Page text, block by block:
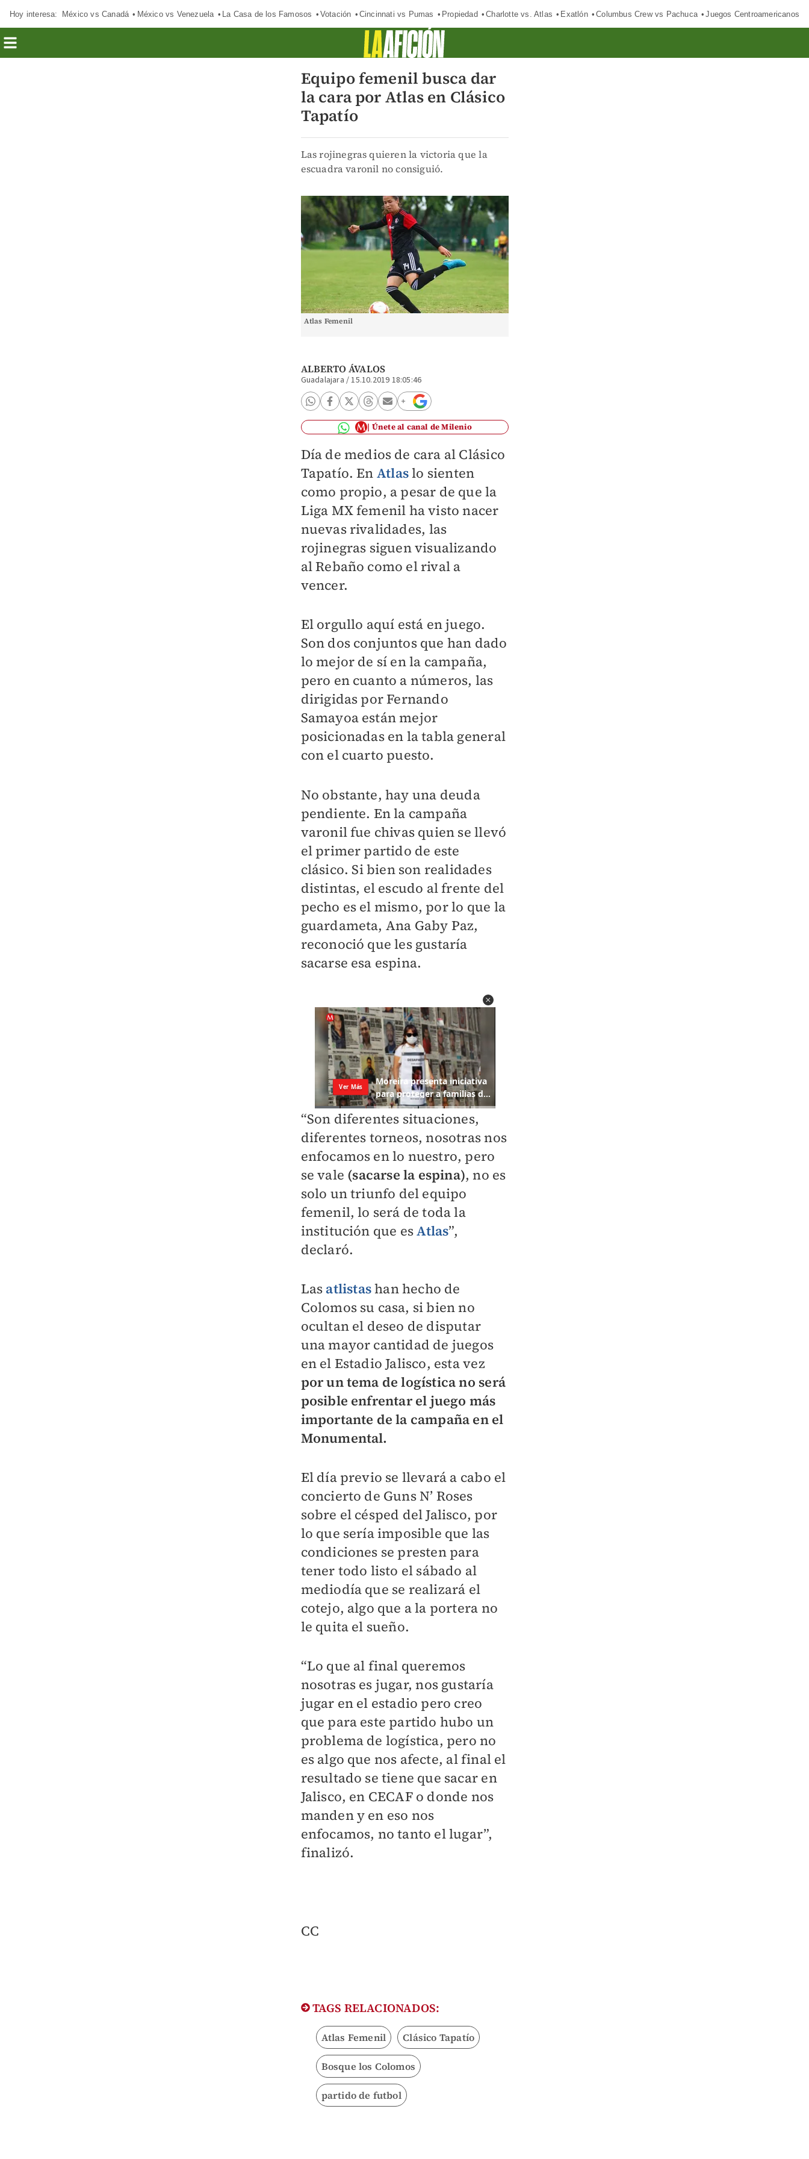
Hoy interesa: México vs Canadá México vs Venezuela La Casa de los Famosos Votación Cincinnati vs Pumas Propiedad Charlotte vs. Atlas Exatlón Columbus Crew vs Pachuca Juegos Centroamericanos
Equipo femenil busca dar
la cara por Atlas en Clásico
Tapatío
Las rojinegras quieren la victoria que la
escuadra varonil no consiguió.
Atlas Femenil
ALBERTO ÁVALOS
Guadalajara /15.10.2019 18:05:46
Únete al canal de Milenio
Día de medios de cara al Clásico
Tapatío. En Atlaslo sienten
como propio, a pesar de que la
Liga MX femenil ha visto nacer
nuevas rivalidades, las
rojinegras siguen visualizando
al Rebaño como el rival a
vencer.
El orgullo aquí está en juego.
Son dos conjuntos que han dado
lo mejor de sí en la campaña,
pero en cuanto a números, las
dirigidas por Fernando
Samayoa están mejor
posicionadas en la tabla general
con el cuarto puesto.
No obstante, hay una deuda
pendiente. En la campaña
varonil fue chivas quien se llevó
el primer partido de este
clásico. Si bien son realidades
distintas, el escudo al frente del
pecho es el mismo, por lo que la
guardameta, Ana Gaby Paz,
reconoció que les gustaría
sacarse esa espina.
“Son diferentes situaciones,
diferentes torneos, nosotras nos
enfocamos en lo nuestro, pero
se vale (sacarse la espina), no es
solo un triunfo del equipo
femenil, lo será de toda la
institución que esAtlas”,
declaró.
Las atlistashan hecho de
Colomos su casa, si bien no
ocultan el deseo de disputar
una mayor cantidad de juegos
en el Estadio Jalisco, esta vez
por un tema de logística no será
posible enfrentar el juego más
importante de la campaña en el
Monumental.
El día previo se llevará a cabo el
concierto de Guns N’ Roses
sobre el césped del Jalisco, por
lo que sería imposible que las
condiciones se presten para
tener todo listo el sábado al
mediodía que se realizará el
cotejo, algo que a la portera no
le quita el sueño.
“Lo que al final queremos
nosotras es jugar,nos gustaría
jugar en el estadio pero creo
que para este partido hubo un
problema de logística, pero no
es algo que nos afecte, al final el
resultado se tiene que sacar en
Jalisco, en CECAF o donde nos
manden y en eso nos
enfocamos, no tanto el lugar”,
finalizó.
CC
TAGS RELACIONADOS:
Atlas Femenil Clásico Tapatío
Bosque los Colomos
partido de futbol